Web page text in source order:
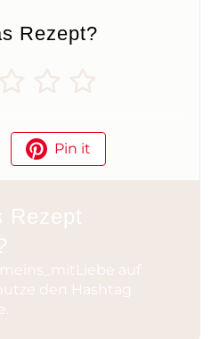
Rezept?
Pin it
Rezept
auf
den Hashtag